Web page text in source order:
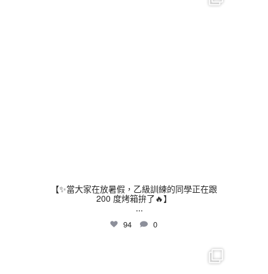
【✨當大家在放暑假，乙級訓練的同學正在跟
200 度烤箱拚了🔥】
...
94 0